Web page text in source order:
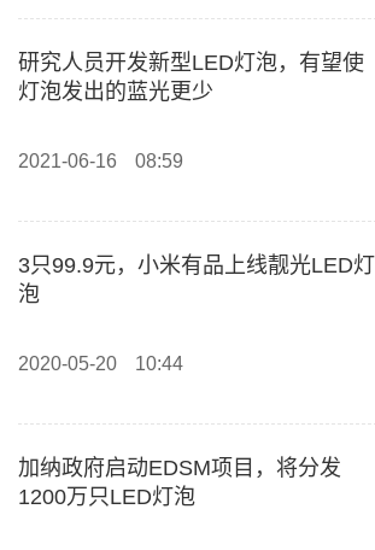
研究人员开发新型LED灯泡，有望使
灯泡发出的蓝光更少
2021-06-16 08:59
3只99.9元，小米有品上线靓光LED灯
泡
2020-05-20 10:44
加纳政府启动EDSM项目，将分发
1200万只LED灯泡